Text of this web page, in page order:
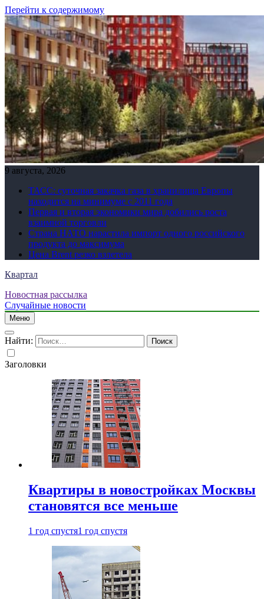
Перейти к содержимому
9 августа, 2026
ТАСС: суточная закачка газа в хранилища Европы
находится на минимуме с 2011 года
Первая и вторая экономики мира добились роста
взаимной торговли
Страна НАТО нарастила импорт одного российского
продукта до максимума
Цена Brent резко взлетела
Квартал
Новостная рассылка
Случайные новости
Меню
Найти:
Заголовки
Квартиры в новостройках Москвы
становятся все меньше
1 год спустя1 год спустя